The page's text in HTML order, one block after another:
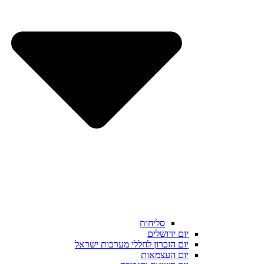
סליחות
יום ירושלים
יום הזכרון לחללי מערכות ישראל
יום העצמאות